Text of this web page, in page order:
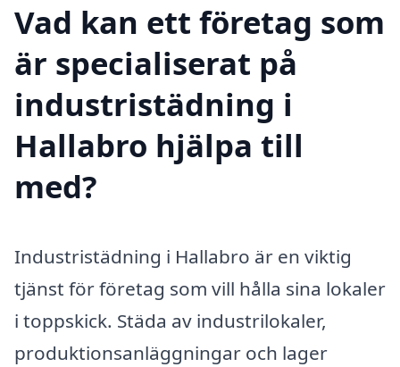
Vad kan ett företag som
är specialiserat på
industristädning i
Hallabro hjälpa till
med?
Industristädning i Hallabro är en viktig
tjänst för företag som vill hålla sina lokaler
i toppskick. Städa av industrilokaler,
produktionsanläggningar och lager